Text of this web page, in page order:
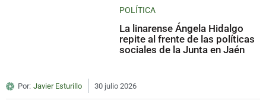
POLÍTICA
La linarense Ángela Hidalgo
repite al frente de las políticas
sociales de la Junta en Jaén
Por: Javier Esturillo 30 julio 2026